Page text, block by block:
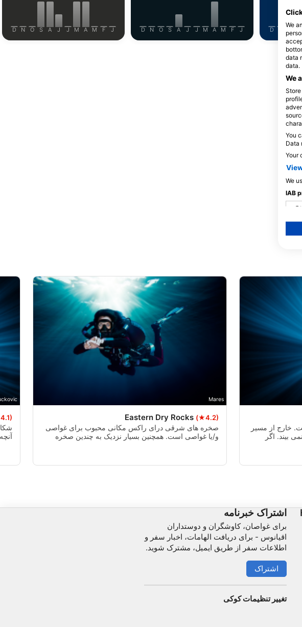
S
D
J
F
M
A
M
J
J
A
S
O
N
D
J
F
M
A
M
J
J
A
S
O
N
D
خارج از مسیر
بیند. اگر
Mares
Eastern Dry Rocks (★4.2)
صخره های شرقی درای راکس مکانی محبوب برای غواصی
و/یا غواصی است. همچنین بسیار نزدیک به چندین صخره
اشتراک خبرنامه
برای غواصان، کاوشگران و دوستداران
اقیانوس - برای دریافت الهامات، اخبار سفر و
اطلاعات سفر از طریق ایمیل، مشترک شوید.
اشتراک
تغییر تنظیمات کوکی
We
data
data.
We
You
Data
Your
We
IAB
IAB